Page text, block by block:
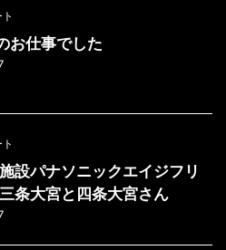
お仕事でした
設パナソニックエイジフリ
条大宮と四条大宮さん